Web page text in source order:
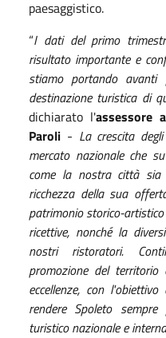
paesaggistico.
“I dati del primo
risultato importante e
stiamo portando avanti
destinazione turistica di
dichiarato l'assessore
Paroli - La crescita
mercato nazionale che
come la nostra città
ricchezza della sua
patrimonio storico-
ricettive, nonché la
nostri ristoratori.
promozione del territorio
eccellenze, con
rendere Spoleto
turistico nazionale e